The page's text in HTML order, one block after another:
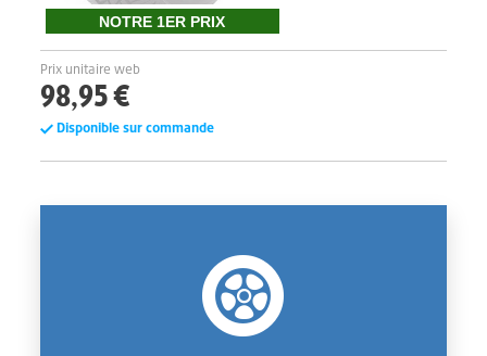
NOTRE 1ER PRIX
Prix unitaire web
98,95 €
Disponible sur commande